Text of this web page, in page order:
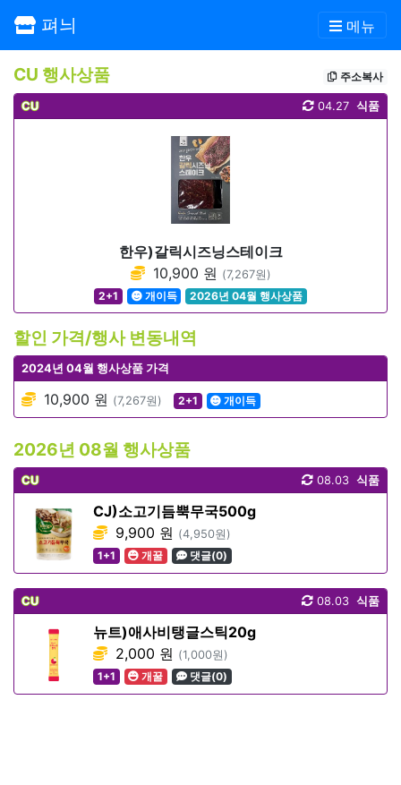
펴늬 메뉴
CU 행사상품 주소복사
CU 식품
04.27
한우)갈릭시즈닝스테이크
10,900 원 (7,267원)
2+1
개이득 2026년 04월 행사상품
할인 가격/행사 변동내역
2024년 04월 행사상품 가격
10,900 원 (7,267원) 2+1 개이득
2026년 08월 행사상품
CU 식품
08.03
CJ)소고기듬뿍무국500g
9,900 원 (4,950원)
1+1
개꿀 댓글(0)
CU 식품
08.03
뉴트)애사비탱글스틱20g
2,000 원 (1,000원)
1+1
개꿀 댓글(0)